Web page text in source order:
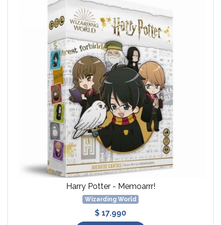
Harry Potter - Memoarrr!
Wizarding World
$ 17.990